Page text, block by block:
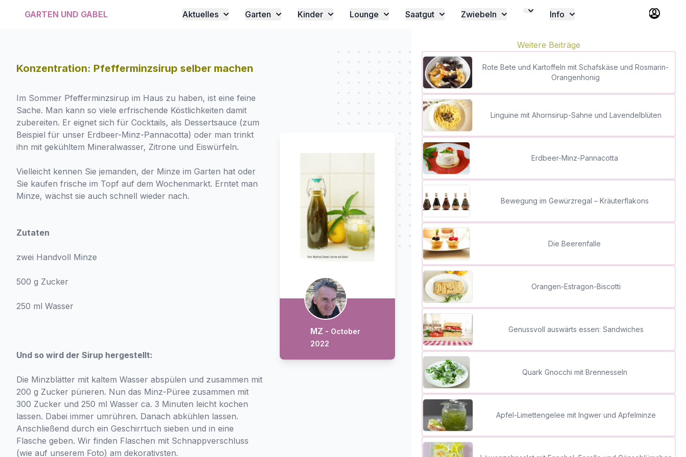
GARTEN UND GABEL Aktuelles Garten Kinder Lounge Saatgut Zwiebeln Info
Konzentration: Pfefferminzsirup selber machen
Im Sommer Pfefferminzsirup im Haus zu haben, ist eine feine
Sache. Man kann so viele erfrischende Köstlichkeiten damit
zubereiten. Er eignet sich für Cocktails, als Dessertsauce (zum
Beispiel für unser Erdbeer-Minz-Pannacotta) oder man trinkt
ihn mit gekühltem Mineralwasser, Zitrone und Eiswürfeln.
Vielleicht kennen Sie jemanden, der Minze im Garten hat oder
Sie kaufen frische im Topf auf dem Wochenmarkt. Erntet man
Minze, wächst sie auch schnell wieder nach.
Zutaten
zwei Handvoll Minze
500 g Zucker
250 ml Wasser
Und so wird der Sirup hergestellt:
Die Minzblätter mit kaltem Wasser abspülen und zusammen mit
200 g Zucker pürieren. Nun das Minz-Püree zusammen mit
300 Zucker und 250 ml Wasser ca. 3 Minuten leicht kochen
lassen. Dabei immer umrühren. Danach abkühlen lassen.
Anschließend durch ein Geschirrtuch sieben und in eine
Flasche geben. Wir finden Flaschen mit Schnappverschluss
(wie auf unserem Foto) am dekorativsten.
MZ - October
2022
Weitere Beiträge
Rote Bete und Kartoffeln mit Schafskäse und Rosmarin-
Orangenhonig
Linguine mit Ahornsirup-Sahne und Lavendelblüten
Erdbeer-Minz-Pannacotta
Bewegung im Gewürzregal – Kräuterflakons
Die Beerenfalle
Orangen-Estragon-Biscotti
Genussvoll auswärts essen: Sandwiches
Quark Gnocchi mit Brennesseln
Apfel-Limettengelee mit Ingwer und Apfelminze